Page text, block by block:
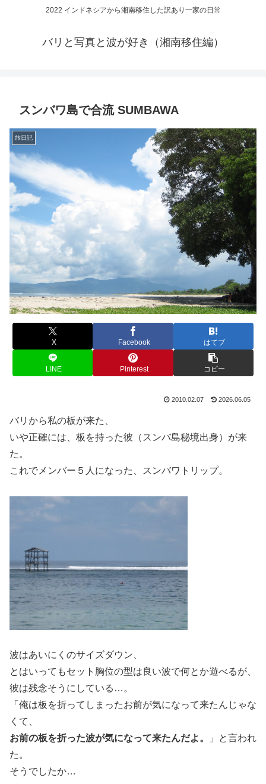
2022 インドネシアから湘南移住した訳あり一家の日常
バリと写真と波が好き（湘南移住編）
スンバワ島で合流 SUMBAWA
旅日記
X Facebook はてブ
LINE Pinterest コピー
2010.02.07 2026.06.05
バリから私の板が来た、
いや正確には、板を持った彼（スンバ島秘境出身）が来
た。
これでメンバー５人になった、スンバワトリップ。
波はあいにくのサイズダウン、
とはいってもセット胸位の型は良い波で何とか遊べるが、
彼は残念そうにしている…。
「俺は板を折ってしまったお前が気になって来たんじゃな
くて、
お前の板を折った波が気になって来たんだよ。
」と言われ
た。
そうでしたか…